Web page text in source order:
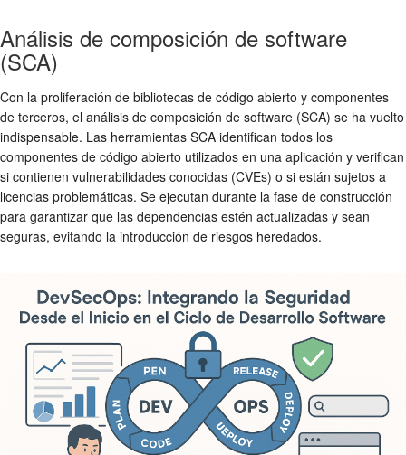
Análisis de composición de software
(SCA)
Con la proliferación de bibliotecas de código abierto y componentes
de terceros, el análisis de composición de software (SCA) se ha vuelto
indispensable. Las herramientas SCA identifican todos los
componentes de código abierto utilizados en una aplicación y verifican
si contienen vulnerabilidades conocidas (CVEs) o si están sujetos a
licencias problemáticas. Se ejecutan durante la fase de construcción
para garantizar que las dependencias estén actualizadas y sean
seguras, evitando la introducción de riesgos heredados.